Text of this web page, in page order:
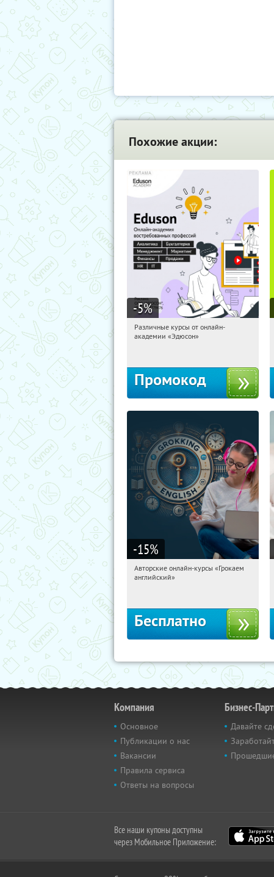
Похожие акции:
-5%
01:07:44 Получили:
Различные курсы от онлайн-
академии «Эдюсон»
Промокод
-15%
01:07:44 Получили:
Авторские онлайн-курсы «Грокаем
английский»
Бесплатно
Компания
Основное
Публикации о нас
Вакансии
Правила сервиса
Ответы на вопросы
Бизнес-
Давайте
Все наши купоны доступны
через Мобильное Приложение: